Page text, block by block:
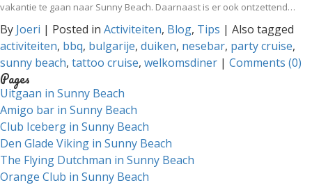
vakantie te gaan naar Sunny Beach. Daarnaast is er ook ontzettend…
By Joeri | Posted in Activiteiten, Blog, Tips | Also tagged
activiteiten, bbq, bulgarije, duiken, nesebar, party cruise,
sunny beach, tattoo cruise, welkomsdiner | Comments (0)
Pages
Uitgaan in Sunny Beach
Amigo bar in Sunny Beach
Club Iceberg in Sunny Beach
Den Glade Viking in Sunny Beach
The Flying Dutchman in Sunny Beach
Orange Club in Sunny Beach